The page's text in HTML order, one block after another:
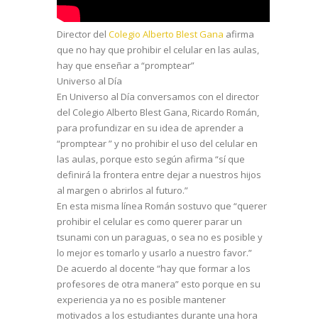
Director del Colegio Alberto Blest Gana afirma
que no hay que prohibir el celular en las aulas,
hay que enseñar a “promptear”
Universo al Día
En Universo al Día conversamos con el director
del Colegio Alberto Blest Gana, Ricardo Román,
para profundizar en su idea de aprender a
“promptear ” y no prohibir el uso del celular en
las aulas, porque esto según afirma “sí que
definirá la frontera entre dejar a nuestros hijos
al margen o abrirlos al futuro.”
En esta misma línea Román sostuvo que “querer
prohibir el celular es como querer parar un
tsunami con un paraguas, o sea no es posible y
lo mejor es tomarlo y usarlo a nuestro favor.”
De acuerdo al docente “hay que formar a los
profesores de otra manera” esto porque en su
experiencia ya no es posible mantener
motivados a los estudiantes durante una hora